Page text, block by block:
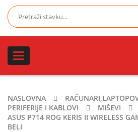
Toggle
navigation
NASLOVNA
PERIFERIJE I KABLOVI
MIŠEVI
ASUS P714 ROG KERIS II WIRELESS
BELI